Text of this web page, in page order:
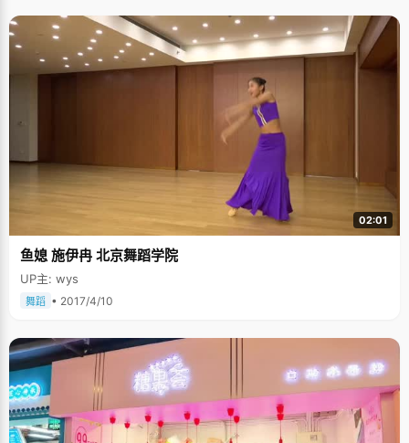
02:01
鱼媳 施伊冉 北京舞蹈学院
UP主: wys
舞蹈 • 2017/4/10